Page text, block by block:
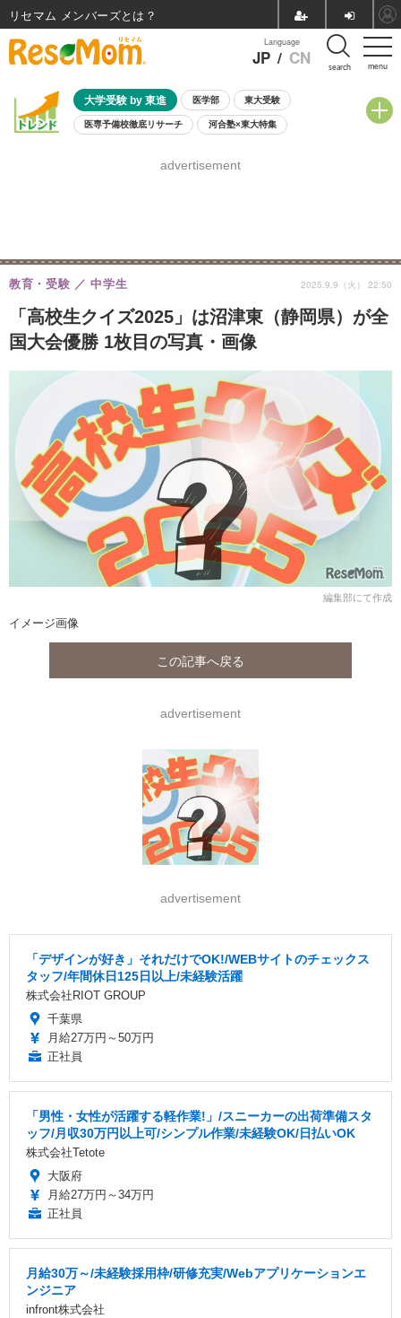
menu
Language
JP / CN search
大学受験 by 東進 医学部 東大受験
医専予備校徹底リサーチ 河合塾×東大特集
8月開催学校説明会・相談会
advertisement
「高校生クイズ2025」は沼津東（静岡県）が全
国大会優勝 1枚目の写真・画像
教育・受験 中学生 2025.9.9（火） 22:50
編集部にて作成
イメージ画像
この記事へ戻る
advertisement
advertisement
「デザインが好き」それだけでOK!/WEBサイトのチェックス
タッフ/年間休日125日以上/未経験活躍
株式会社RIOT GROUP
千葉県
月給27万円～50万円
正社員
「男性・女性が活躍する軽作業!」/スニーカーの出荷準備スタ
ッフ/月収30万円以上可/シンプル作業/未経験OK/日払いOK
株式会社Tetote
大阪府
月給27万円～34万円
正社員
月給30万～/未経験採用枠/研修充実/Webアプリケーションエ
ンジニア
infront株式会社
リセマム メンバーズ